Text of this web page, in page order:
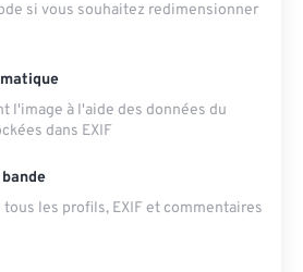
si vous souhaitez redimensionner
l'image à l'aide des données du
dans EXIF
les profils, EXIF ​​et commentaires